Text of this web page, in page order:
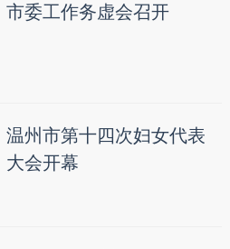
市委工作务虚会召开
温州市第十四次妇女代表
大会开幕